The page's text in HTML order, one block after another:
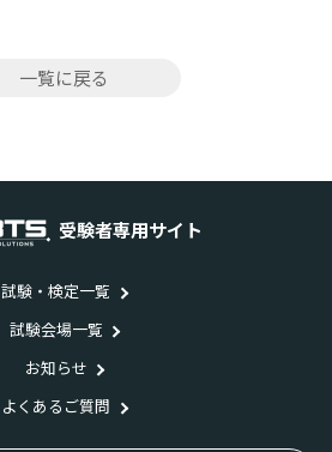
一覧に戻る
受験者専用サイト
試験・検定一覧
試験会場一覧
お知らせ
よくあるご質問